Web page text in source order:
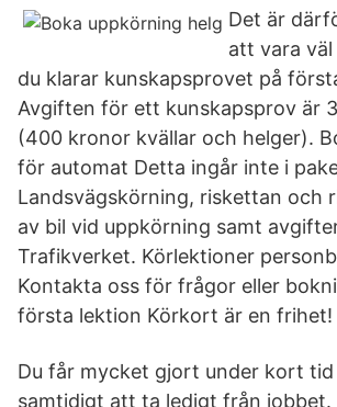
Det är
att vara
du klarar kunskapsprovet på
Avgiften för ett kunskapsprov är
(400 kronor kvällar och helger).
för automat Detta ingår inte i
Landsvägskörning, riskettan och
av bil vid uppkörning samt
Trafikverket. Körlektioner
Kontakta oss för frågor eller
första lektion Körkort är en frihet!
Du får mycket gjort under kort
samtidigt att ta ledigt från jobbet.